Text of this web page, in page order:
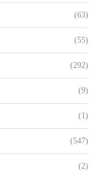
(63)
(55)
(292)
(9)
(1)
(547)
(2)